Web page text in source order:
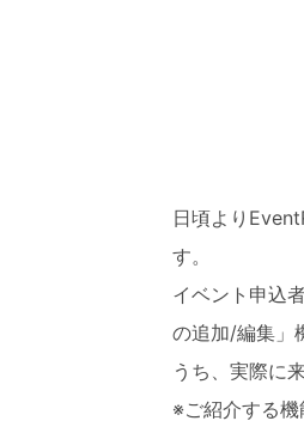
日頃より
す。
イベント申込
の追加/編集」
うち、実際に
※ご紹介する機